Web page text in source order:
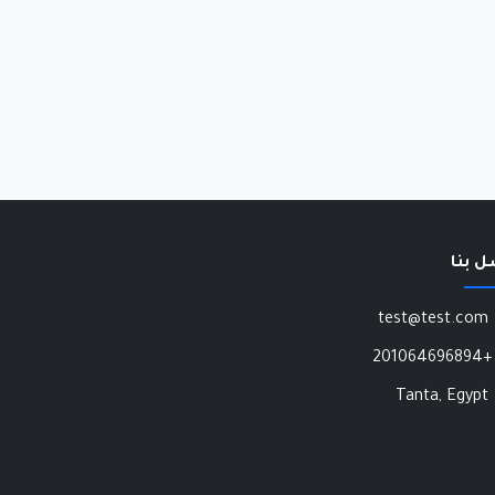
بنا
+201064696894